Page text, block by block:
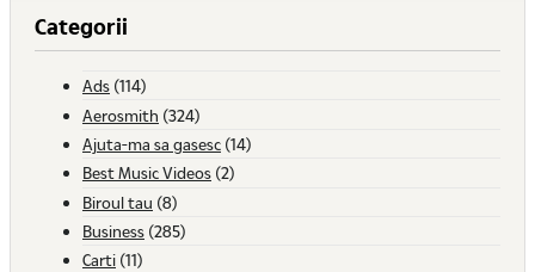
Categorii
Ads (114)
Aerosmith (324)
Ajuta-ma sa gasesc (14)
Best Music Videos (2)
Biroul tau (8)
Business (285)
Carti (11)